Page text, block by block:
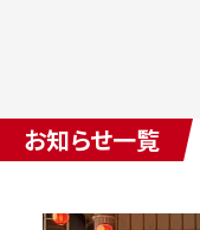
お知らせ一覧